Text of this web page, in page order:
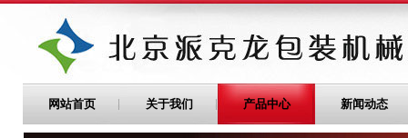
网站首页 关于我们 产品中心 新闻动态